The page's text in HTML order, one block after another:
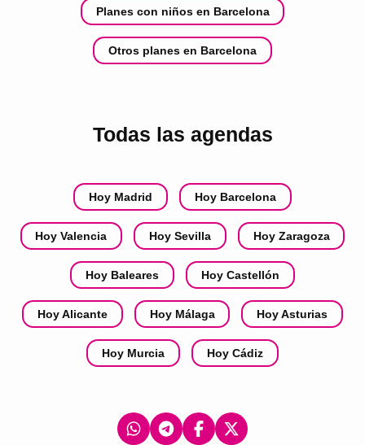
Planes con niños en Barcelona
Otros planes en Barcelona
Todas las agendas
Hoy Madrid Hoy Barcelona
Hoy Valencia Hoy Sevilla Hoy Zaragoza
Hoy Baleares Hoy Castellón
Hoy Alicante Hoy Málaga Hoy Asturias
Hoy Murcia Hoy Cádiz